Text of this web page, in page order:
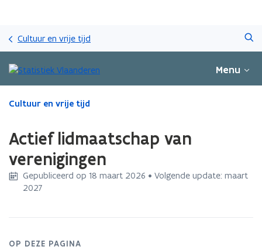
gaan
Cultuur en vrije tijd
Menu
Gedaan
zich
op:
Cultuur en vrije tijd
Actief lidmaatschap van
verenigingen
Gepubliceerd op 18 maart 2026 • Volgende update: maart
2027
OP DEZE PAGINA